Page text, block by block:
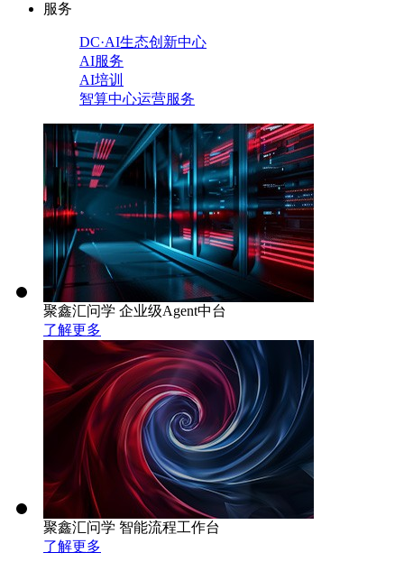
服务
DC·AI生态创新中心
AI服务
AI培训
智算中心运营服务
聚鑫汇问学 企业级Agent中台
了解更多
聚鑫汇问学 智能流程工作台
了解更多